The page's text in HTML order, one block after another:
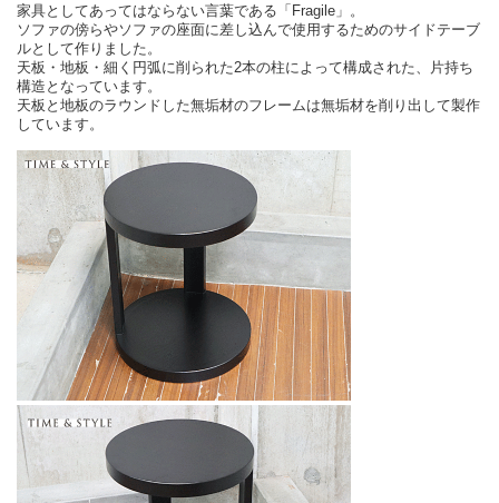
家具としてあってはならない言葉である「Fragile」。
ソファの傍らやソファの座面に差し込んで使用するためのサイドテーブ
ルとして作りました。
天板・地板・細く円弧に削られた2本の柱によって構成された、片持ち
構造となっています。
天板と地板のラウンドした無垢材のフレームは無垢材を削り出して製作
しています。